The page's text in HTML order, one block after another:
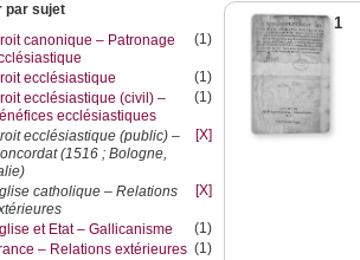
par sujet
canonique – Patronage
(1)
ecclésiastique
(1)
ecclésiastique (civil) –
ecclésiastiques
(1)
ecclésiastique (public) –
(1516 ; Bologne,
[X]
catholique – Relations
[X]
et Etat – Gallicanisme
(1)
– Relations extérieures (1)
1